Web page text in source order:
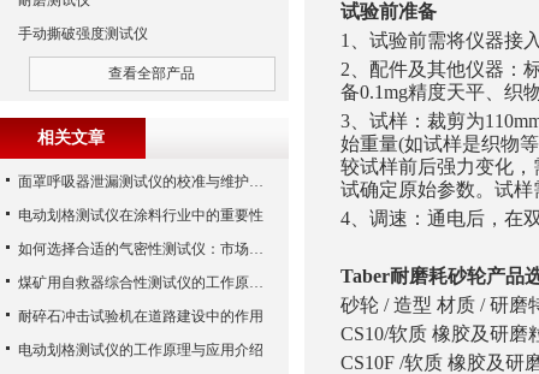
试验前准备
1、 试验前需将仪器接
2、 配件及其他仪器：
备0.1mg精度天平、织
3、 试样：裁剪为
始重量(如试样是织物
较试样前后强力变化
试确定原始参数。试样
4、 调速：通电后，在
Taber耐磨耗砂轮产品
砂轮 / 造型 材质 / 研磨
CS10/软质 橡胶及研磨
CS10F /软质 橡胶及研
手动撕破强度测试仪
查看全部产品
相关文章
面罩呼吸器泄漏测试仪的校准与维护技巧
电动划格测试仪在涂料行业中的重要性
如何选择合适的气密性测试仪：市场指南
煤矿用自救器综合性测试仪的工作原理与功能解析
耐碎石冲击试验机在道路建设中的作用
电动划格测试仪的工作原理与应用介绍